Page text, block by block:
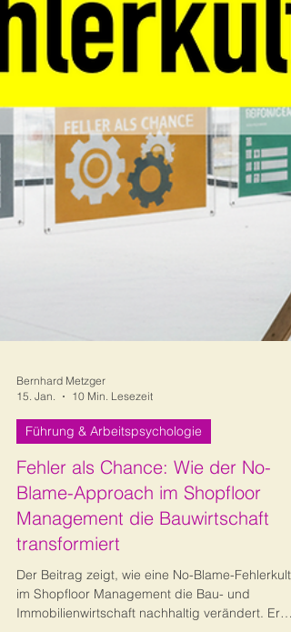
Bernhard Metzger
15. Jan.
10 Min. Lesezeit
Führung & Arbeitspsychologie
Fehler als Chance: Wie der No-
Blame-Approach im Shopfloor
Management die Bauwirtschaft